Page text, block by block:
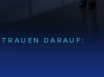
DARAUF: